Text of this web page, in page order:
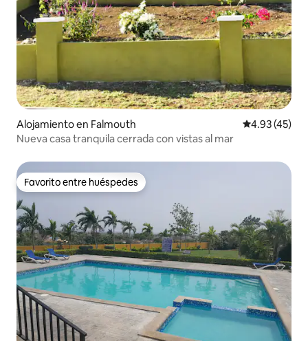
Alojamiento en Falmouth Calificación
4.93 (45)
Nueva casa tranquila cerrada con vistas al mar
Favorito entre huéspedes
Favorito entre huéspedes